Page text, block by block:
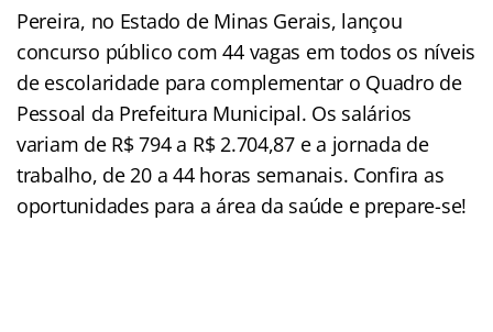
Pereira, no Estado de Minas Gerais, lançou
concurso público com 44 vagas em todos os níveis
de escolaridade para complementar o Quadro de
Pessoal da Prefeitura Municipal. Os salários
variam de R$ 794 a R$ 2.704,87 e a jornada de
trabalho, de 20 a 44 horas semanais. Confira as
oportunidades para a área da saúde e prepare-se!